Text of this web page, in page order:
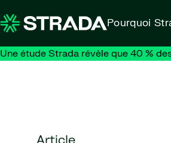
Pourquoi
Une étude Strada révèle que 40 %